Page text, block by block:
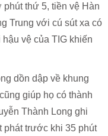
phút thứ 5, tiền vệ Hàn
Trung với cú sút xa có
vệ của TIG khiến
dồn dập về khung
giúp họ có thành
Thành Long ghi
phát trước khi 35 phút